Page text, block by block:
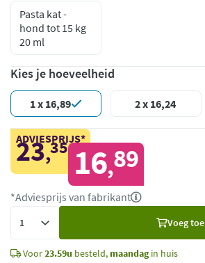
Pasta kat -
hond tot 15 kg
20 ml
Kies je hoeveelheid
1 x 16,89 2 x 16,24
ADVIESPRIJS*
23,35 16,89
*Adviesprijs van fabrikant
Voeg toe
Voor23.59u besteld, maandagin huis